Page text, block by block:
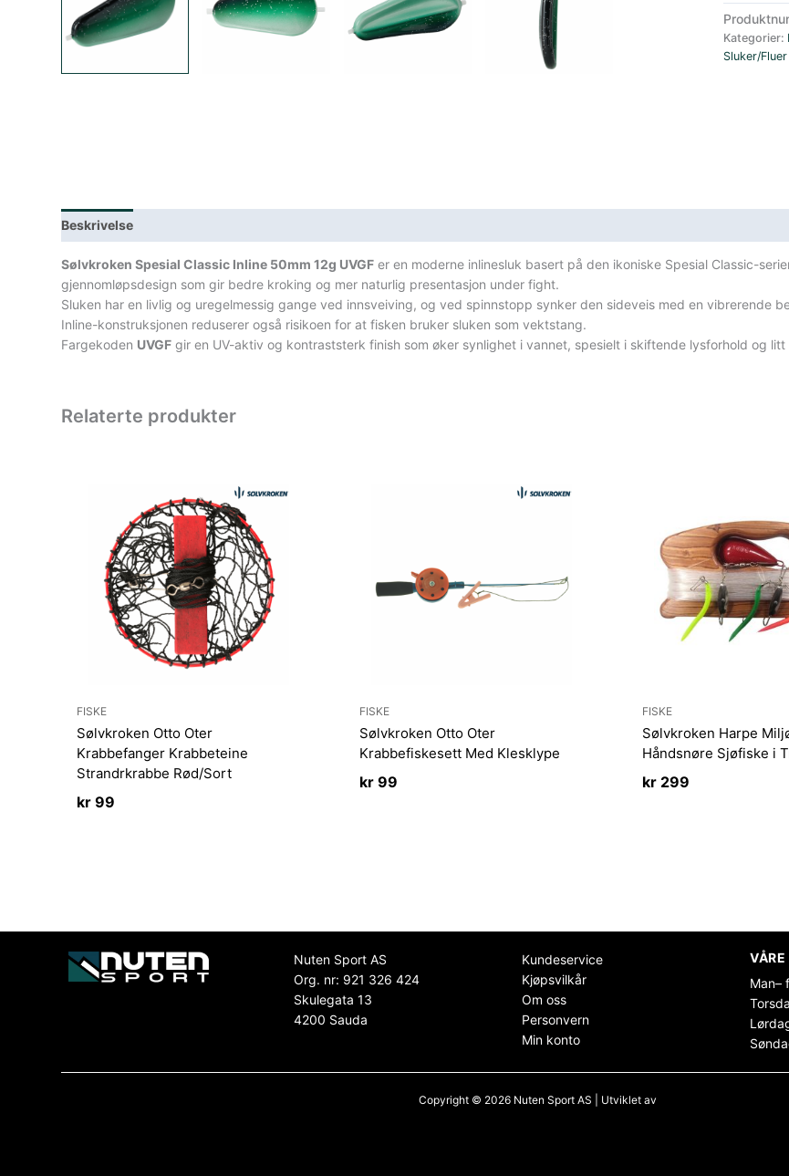
Inline
50
mm
Kategorier:
Sluker/Fluer
Beskrivelse
Sølvkroken Spesial Classic Inline 50mm 12g UVGF er en moderne inlinesluk basert på den ikoniske Spesial Classic-
gjennomløpsdesign som gir bedre kroking og mer naturlig presentasjon under fight.
Sluken har en livlig og uregelmessig gange ved innsveiving, og ved spinnstopp synker den sideveis med en vibrerende
Inline-konstruksjonen reduserer også risikoen for at fisken bruker sluken som vektstang.
Fargekoden UVGF gir en UV-aktiv og kontraststerk finish som øker synlighet i vannet, spesielt i skiftende lysforhold og
Relaterte produkter
FISKE
Sølvkroken Otto Oter
Krabbefanger Krabbeteine
Strandrkrabbe Rød/Sort
kr 99
FISKE
Sølvkroken Otto Oter
Krabbefiskesett Med Klesklype
kr99
FISKE
Sølvkroken Harpe
Håndsnøre Sjøfiske i
kr299
Nuten Sport AS
Org. nr: 921 326 424
Skulegata 13
4200 Sauda
Kundeservice
Kjøpsvilkår
Om oss
Personvern
Min konto
Man–
Copyright © 2026 Nuten Sport AS | Utviklet av